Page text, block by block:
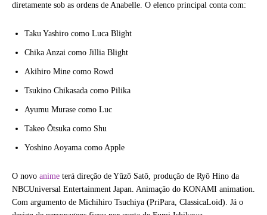
diretamente sob as ordens de Anabelle. O elenco principal conta com:
Taku Yashiro como Luca Blight
Chika Anzai como Jillia Blight
Akihiro Mine como Rowd
Tsukino Chikasada como Pilika
Ayumu Murase como Luc
Takeo Ōtsuka como Shu
Yoshino Aoyama como Apple
O novo anime terá direção de Yūzō Satō, produção de Ryō Hino da
NBCUniversal Entertainment Japan. Animação do KONAMI animation.
Com argumento de Michihiro Tsuchiya (PriPara, ClassicaLoid). Já o